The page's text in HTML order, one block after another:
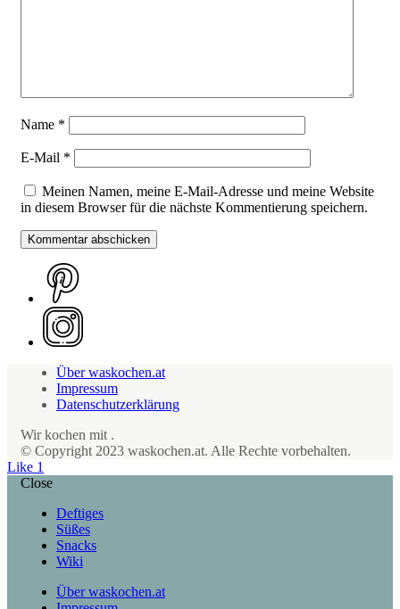
Name *
E-Mail *
Meinen Namen, meine E-Mail-Adresse und meine Website
in diesem Browser für die nächste Kommentierung speichern.
Über waskochen.at
Impressum
Datenschutzerklärung
Wir kochen mit .
© Copyright 2023 waskochen.at. Alle Rechte vorbehalten.
Like 1
Close
Deftiges
Süßes
Snacks
Wiki
Über waskochen.at